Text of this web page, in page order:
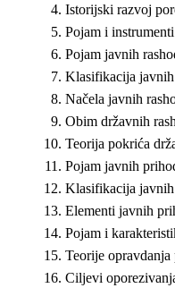
Istorijski razvoj
Pojam i
Pojam javnih
Klasifikacija javnih
Načela javnih
Obim državnih
Teorija pokrića
Pojam javnih
Klasifikacija
Elementi javnih
Pojam i
Teorije opravdanja
Cilјevi